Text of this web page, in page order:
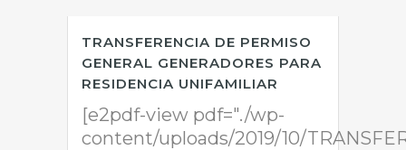
TRANSFERENCIA DE PERMISO
GENERAL GENERADORES PARA
RESIDENCIA UNIFAMILIAR
[e2pdf-view pdf="./wp-
content/uploads/2019/10/